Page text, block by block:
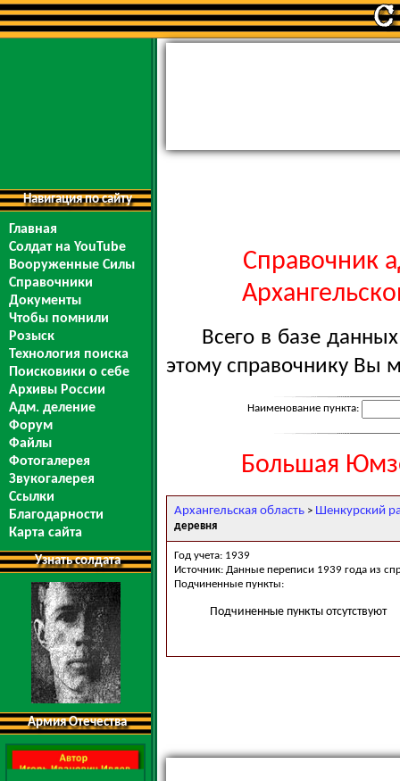
Навигация по сайту
Главная
Солдат на YouTube
Вооруженные Силы
Справочники
Документы
Чтобы помнили
Розыск
Технология поиска
Поисковики о себе
Архивы России
Адм. деление
Форум
Файлы
Фотогалерея
Звукогалерея
Ссылки
Благодарности
Карта сайта
Узнать солдата
Армия Отечества
Справочник
Всего в базе
этому справочнику Вы
Наименование пункта:
Большая
Архангельская область > Шенкурский
деревня
Год учета: 1939
Источник: Данные переписи 1939 года из
Подчиненные пункты:
Подчиненные пункты отсутствуют